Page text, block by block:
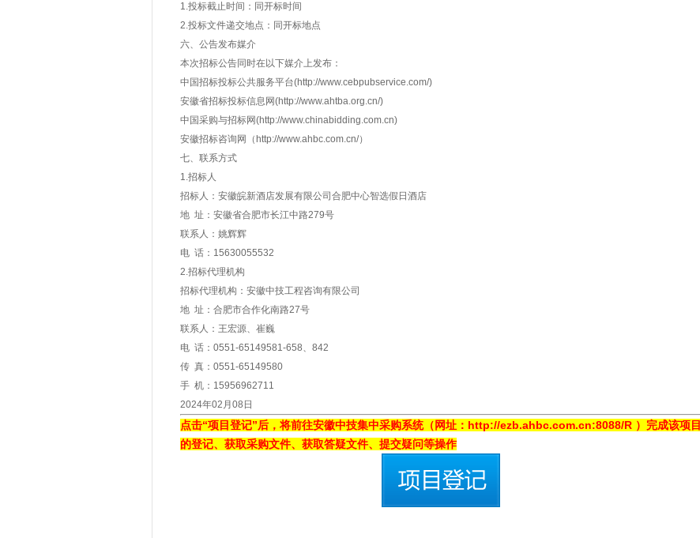
1.投标截止时间：同开标时间
2.投标文件递交地点：同开标地点
六、公告发布媒介
本次招标公告同时在以下媒介上发布：
中国招标投标公共服务平台(http://www.cebpubservice.com/)
安徽省招标投标信息网(http://www.ahtba.org.cn/)
中国采购与招标网(http://www.chinabidding.com.cn)
安徽招标咨询网（http://www.ahbc.com.cn/）
七、联系方式
1.招标人
招标人：安徽皖新酒店发展有限公司合肥中心智选假日酒店
地 址：安徽省合肥市长江中路279号
联系人：姚辉辉
电 话：15630055532
2.招标代理机构
招标代理机构：安徽中技工程咨询有限公司
地 址：合肥市合作化南路27号
联系人：王宏源、崔巍
电 话：0551-65149581-658、842
传 真：0551-65149580
手 机：15956962711
2024年02月08日
点击“项目登记”后，将前往安徽中技集中采购系统（网址：http://ezb.ahbc.com.cn:8088/R ）完成该项目
的登记、获取采购文件、获取答疑文件、提交疑问等操作